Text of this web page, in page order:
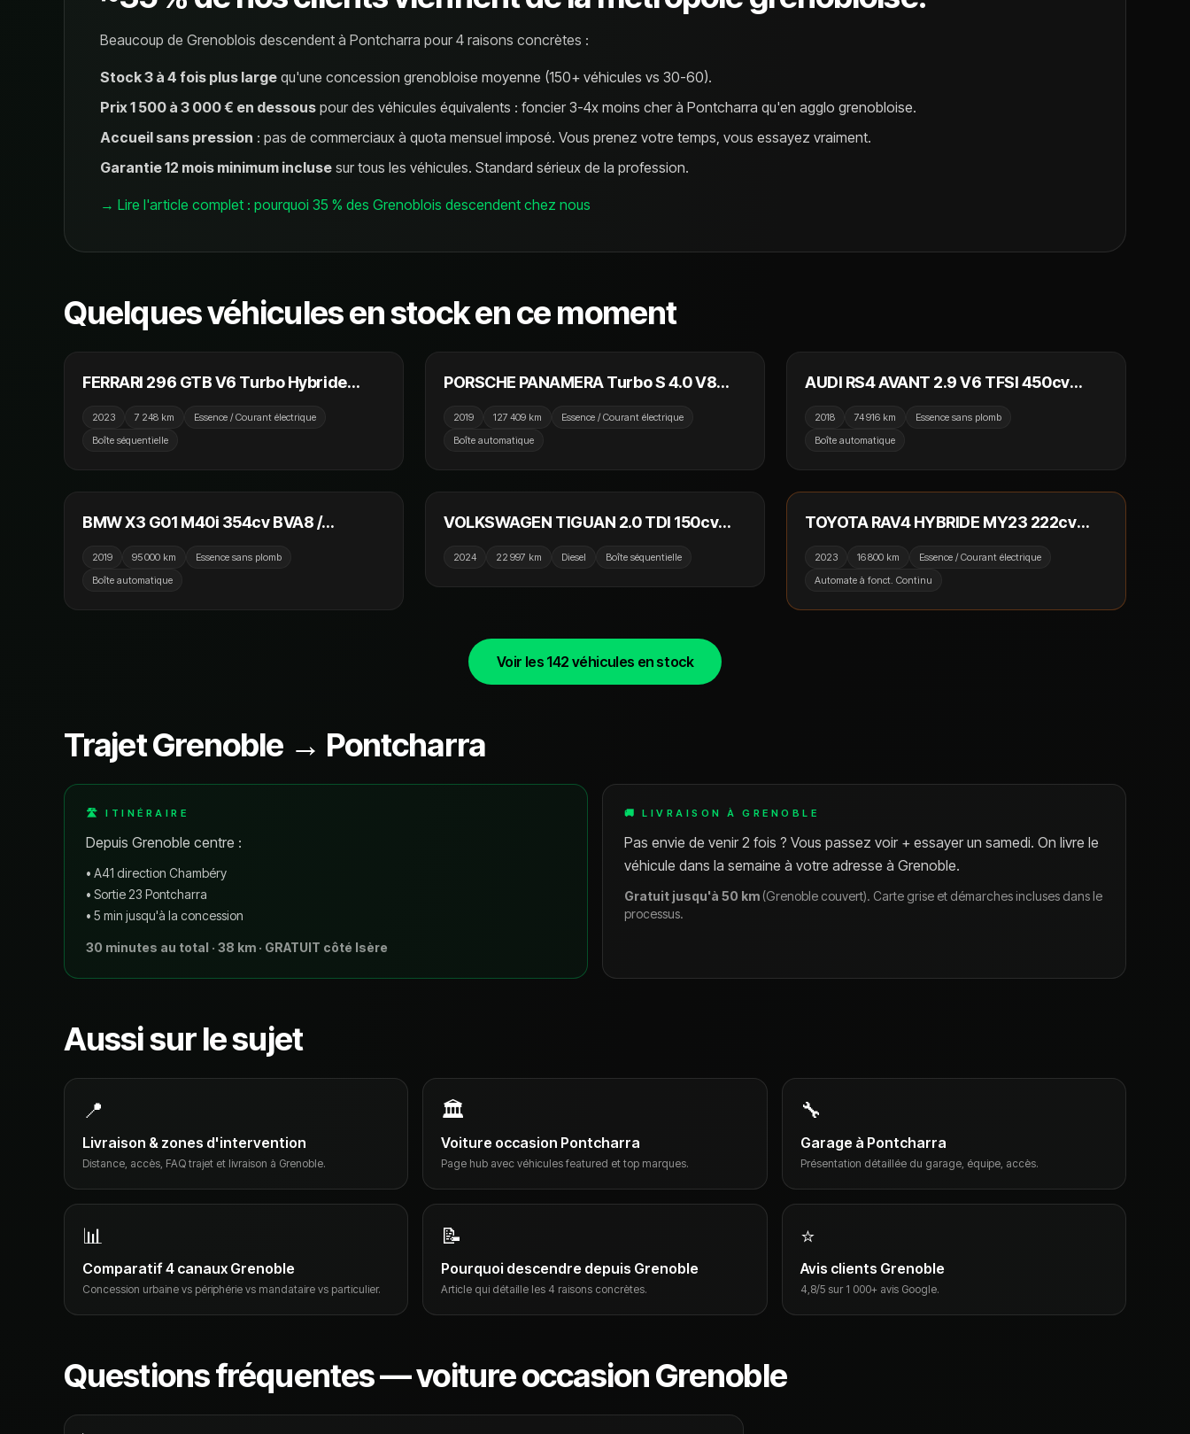
Beaucoup de Grenoblois descendent à Pontcharra pour 4 raisons concrètes :
Stock 3 à 4 fois plus large qu'une concession grenobloise moyenne (150+ véhicules vs 30-60).
Prix 1 500 à 3 000 € en dessous pour des véhicules équivalents : foncier 3-4x moins cher à Pontcharra qu'en agglo grenobloise.
Accueil sans pression : pas de commerciaux à quota mensuel imposé. Vous prenez votre temps, vous essayez vraiment.
Garantie 12 mois minimum incluse sur tous les véhicules. Standard sérieux de la profession.
→ Lire l'article complet : pourquoi 35 % des Grenoblois descendent chez nous
Quelques véhicules en stock en ce moment
289 990 €
FERRARI 296 GTB V6 Turbo Hybride
Récuperable
2023 7 248 km
Essence / Courant électrique
Boîte séquentielle
PORSCHE PANAMERA Turbo S 4.0 V8
Carrara / 53000€ d'options
2019 127 409 km
Essence / Courant électrique
Boîte automatique
AUDI RS4 AVANT 2.9 V6 TFSI 450cv
B&O / Camera 360
2018 74 916 km
Essence sans plomb
Boîte automatique
42 990 €
BMW X3 G01 M40i 354cv BVA8 /
Volant et Sièges Chauffants
2019 95 000 km
Essence sans plomb
Boîte automatique
39 990 €
VOLKSWAGEN TIGUAN 2.0 TDI 150cv
2024 22 997 km Diesel Boîte séquentielle
42 990 €
TOYOTA RAV4 HYBRIDE MY23 222cv
2023 16 800 km
Essence / Courant électrique
Automate à fonct. Continu
Voir les 142 véhicules en stock
Trajet Grenoble → Pontcharra
🛣 ITINÉRAIRE
Depuis Grenoble centre :
• A41 direction Chambéry
• Sortie 23 Pontcharra
• 5 min jusqu'à la concession
30 minutes au total · 38 km · GRATUIT côté Isère
🚚 LIVRAISON À GRENOBLE
Pas envie de venir 2 fois ? Vous passez voir + essayer un samedi. On livre le
véhicule dans la semaine à votre adresse à Grenoble.
Gratuit jusqu'à 50 km (Grenoble couvert). Carte grise et démarches incluses dans le
processus.
Aussi sur le sujet
📍
Livraison & zones d'intervention
Distance, accès, FAQ trajet et livraison à Grenoble.
🏛
Voiture occasion Pontcharra
Page hub avec véhicules featured et top marques.
🔧
Garage à Pontcharra
Présentation détaillée du garage, équipe, accès.
📊
Comparatif 4 canaux Grenoble
Concession urbaine vs périphérie vs mandataire vs particulier.
📝
Pourquoi descendre depuis Grenoble
Article qui détaille les 4 raisons concrètes.
⭐
Avis clients Grenoble
4,8/5 sur 1 000+ avis Google.
Questions fréquentes — voiture occasion Grenoble